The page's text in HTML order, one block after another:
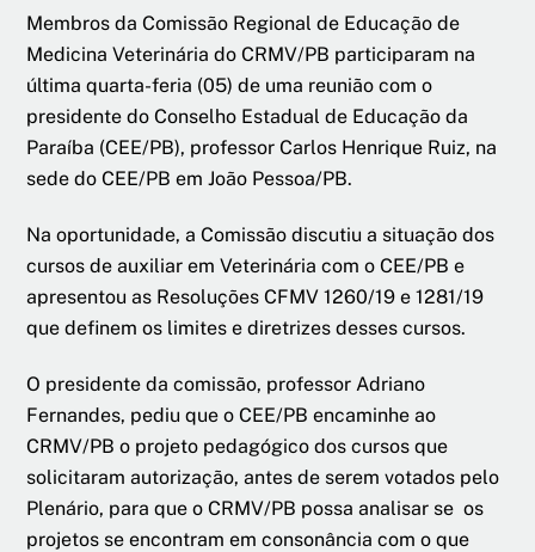
Membros da Comissão Regional de Educação de
Medicina Veterinária do CRMV/PB participaram na
última quarta-feria (05) de uma reunião com o
presidente do Conselho Estadual de Educação da
Paraíba (CEE/PB), professor Carlos Henrique Ruiz, na
sede do CEE/PB em João Pessoa/PB.
Na oportunidade, a Comissão discutiu a situação dos
cursos de auxiliar em Veterinária com o CEE/PB e
apresentou as Resoluções CFMV 1260/19 e 1281/19
que definem os limites e diretrizes desses cursos.
O presidente da comissão, professor Adriano
Fernandes, pediu que o CEE/PB encaminhe ao
CRMV/PB o projeto pedagógico dos cursos que
solicitaram autorização, antes de serem votados pelo
Plenário, para que o CRMV/PB possa analisar se os
projetos se encontram em consonância com o que